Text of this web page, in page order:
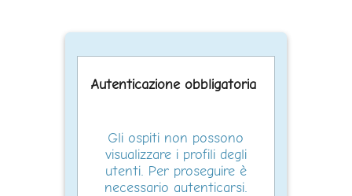
Autenticazione obbligatoria
Gli ospiti non possono
visualizzare i profili degli
utenti. Per proseguire è
necessario autenticarsi.